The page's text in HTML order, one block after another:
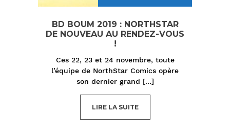
BD BOUM 2019 : NORTHSTAR
DE NOUVEAU AU RENDEZ-VOUS
!
Ces 22, 23 et 24 novembre, toute
l’équipe de NorthStar Comics opère
son dernier grand [...]
LIRE LA SUITE